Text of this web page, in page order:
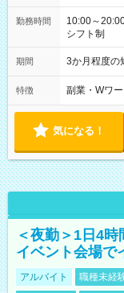
勤務時間
10:00～20:00 実働7.5時間／休憩1.5時間 営業時間に合わ
シフト制
期間 3か月程度の
特徴 副業・Wワ
気になる！
＜夜勤＞1日4時
イベント会場で
アルバイト 職種未経